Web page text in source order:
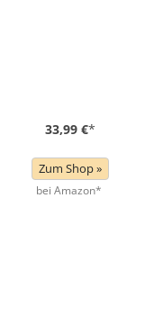
33,99 €*
Zum Shop »
bei Amazon*